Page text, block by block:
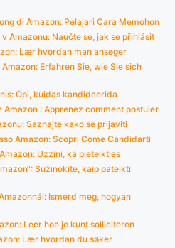
di Amazon: Pelajari Cara Memohon
Amazonu: Naučte se, jak se přihlásit
Lær hvordan man ansøger
Erfahren Sie, wie Sie sich
Õpi, kuidas kandideerida
Amazon : Apprenez comment postuler
Saznajte kako se prijaviti
Amazon: Scopri Come Candidarti
Uzzini, kā pieteikties
Sužinokite, kaip pateikti
Ismerd meg, hogyan
Leer hoe je kunt solliciteren
Lær hvordan du søker